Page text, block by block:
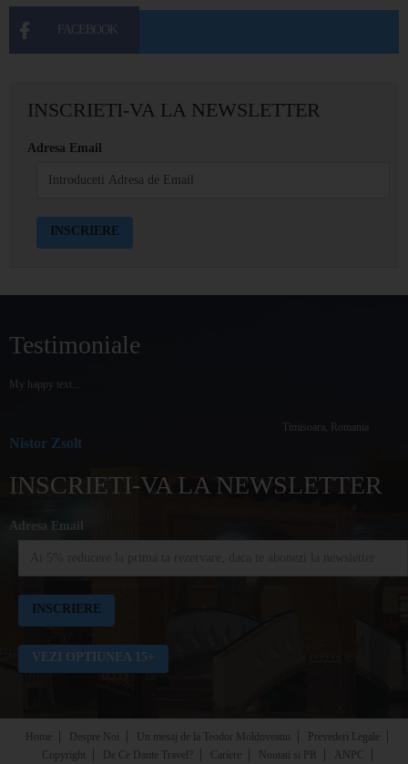
FACEBOOK
INSCRIETI-VA LA NEWSLETTER
Adresa Email
Testimoniale
My happy text...
Nistor Zsolt
Timisoara, Romania
INSCRIETI-VA LA NEWSLETTER
Adresa Email
VEZI OPTIUNEA 15+
Home Despre Noi Un mesaj de la Teodor Moldoveanu
Prevederi Legale
Copyright
De Ce Dante Travel? Cariere Noutati si PR ANPC